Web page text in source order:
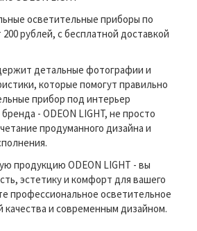
осветительные приборы по
рублей, с бесплатной доставкой
детальные фотографии и
которые помогут правильно
прибор под интерьер
- ODEON LIGHT, не просто
продуманного дизайна и
продукцию ODEON LIGHT - вы
эстетику и комфорт для вашего
профессиональное осветительное
качества и современным дизайном.